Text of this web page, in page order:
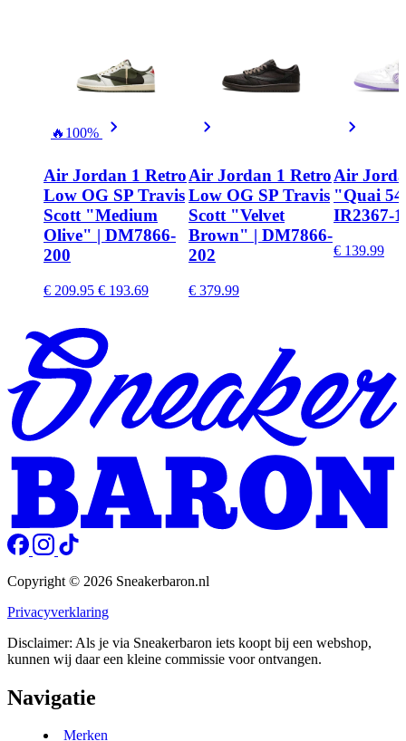
🔥 100%
Air Jordan 1 Retro
Low OG SP Travis
Scott "Medium
Olive" | DM7866-
200
€ 209.95 € 193.69
Air Jordan 1 Retro
Low OG SP Travis
Scott "Velvet
Brown" | DM7866-
202
€ 379.99
Air
"Quai
IR2367-
€ 139.99
Copyright © 2026 Sneakerbaron.nl
Privacyverklaring
Disclaimer: Als je via Sneakerbaron iets koopt bij een webshop,
kunnen wij daar een kleine commissie voor ontvangen.
Navigatie
Merken